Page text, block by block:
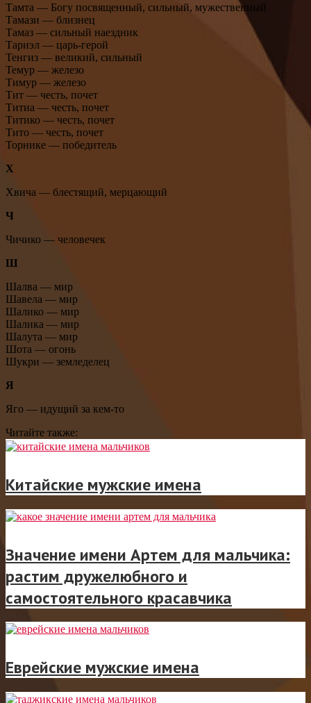
Тамта — Богу посвященный, сильный, мужественный
Тамази — близнец
Тамаз — сильный наездник
Тариэл — царь-герой
Тенгиз — великий, сильный
Темур — железо
Тимур — железо
Тит — честь, почет
Титиа — честь, почет
Титико — честь, почет
Тито — честь, почет
Торнике — победитель
Х
Хвича — блестящий, мерцающий
Ч
Чичико — человечек
Ш
Шалва — мир
Шавела — мир
Шалико — мир
Шалика — мир
Шалута — мир
Шота — огонь
Шукри — земледелец
Я
Яго — идущий за кем-то
Читайте также:
Китайские мужские имена
Значение имени Артем для мальчика:
растим дружелюбного и
самостоятельного красавчика
Еврейские мужские имена